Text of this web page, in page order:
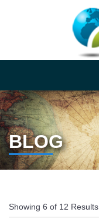
BLOG
Showing 6 of 12 Results